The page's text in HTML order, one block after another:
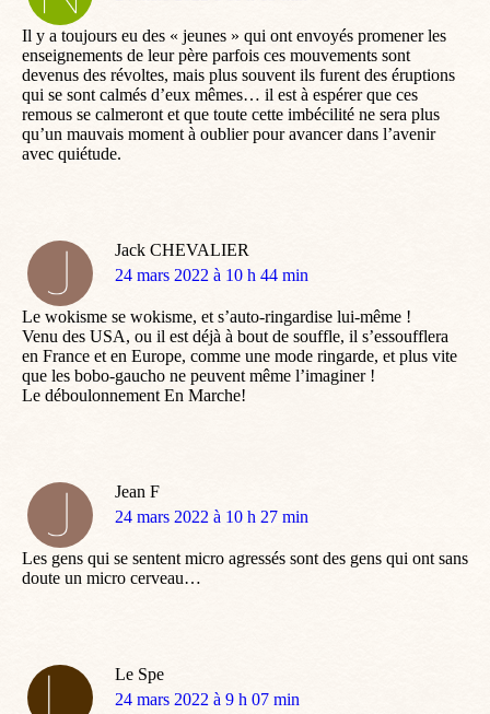
Il y a toujours eu des « jeunes » qui ont envoyés promener les
enseignements de leur père parfois ces mouvements sont
devenus des révoltes, mais plus souvent ils furent des éruptions
qui se sont calmés d’eux mêmes… il est à espérer que ces
remous se calmeront et que toute cette imbécilité ne sera plus
qu’un mauvais moment à oublier pour avancer dans l’avenir
avec quiétude.
Jack CHEVALIER
dit
24 mars 2022 à 10 h 44 min
Le wokisme se wokisme, et s’auto-ringardise lui-même !
Venu des USA, ou il est déjà à bout de souffle, il s’essoufflera
en France et en Europe, comme une mode ringarde, et plus vite
que les bobo-gaucho ne peuvent même l’imaginer !
Le déboulonnement En Marche!
Jean F
dit
24 mars 2022 à 10 h 27 min
Les gens qui se sentent micro agressés sont des gens qui ont sans
doute un micro cerveau…
Le Spe
dit
24 mars 2022 à 9 h 07 min